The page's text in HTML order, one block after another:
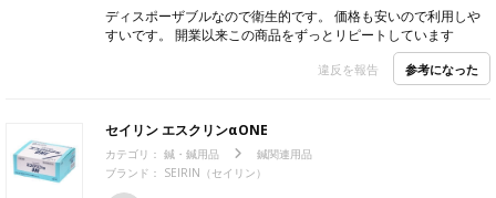
ディスポーザブルなので衛生的です。 価格も安いので利用しや
すいです。 開業以来この商品をずっとリピートしています
違反を報告 参考になった
セイリン エスクリンαONE
カテゴリ： 鍼・鍼用品
鍼関連用品
ブランド： SEIRIN（セイリン）